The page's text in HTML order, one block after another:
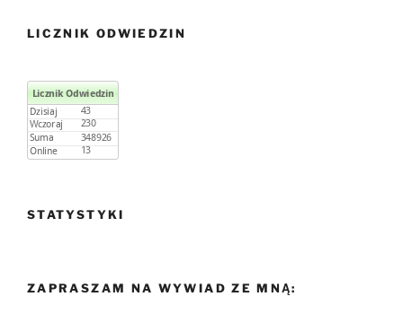
LICZNIK ODWIEDZIN
STATYSTYKI
ZAPRASZAM NA WYWIAD ZE MNĄ: